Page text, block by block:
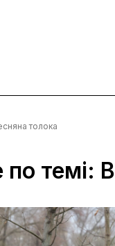
толока
по темі: